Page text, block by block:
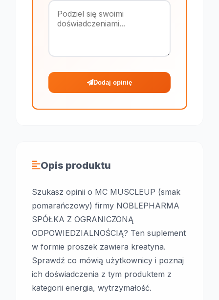
Maksymalnie
Dodaj opinię
Opis produktu
Szukasz opinii o MC MUSCLEUP (smak
pomarańczowy) firmy NOBLEPHARMA
SPÓŁKA Z OGRANICZONĄ
ODPOWIEDZIALNOŚCIĄ? Ten suplement
w formie proszek zawiera kreatyna.
Sprawdź co mówią użytkownicy i poznaj
ich doświadczenia z tym produktem z
kategorii energia, wytrzymałość.